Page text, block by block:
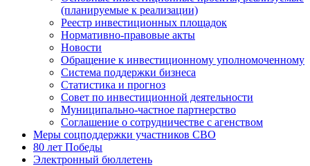
(планируемые к реализации)
Реестр инвестиционных площадок
Нормативно-правовые акты
Новости
Обращение к инвестиционному уполномоченному
Система поддержки бизнеса
Статистика и прогноз
Совет по инвестиционной деятельности
Муниципально-частное партнерство
Соглашение о сотрудничестве с агенством
Меры соцподдержки участников СВО
80 лет Победы
Электронный бюллетень